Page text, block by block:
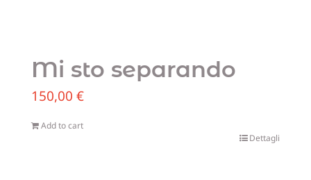
Mi sto separando
150,00 €
Add to cart
Dettagli